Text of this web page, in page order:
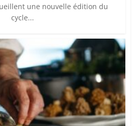
une nouvelle édition du
cycle...